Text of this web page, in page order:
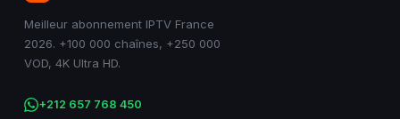
Meilleur abonnement IPTV France
2026. +100 000 chaînes, +250 000
VOD, 4K Ultra HD.
+212 657 768 450